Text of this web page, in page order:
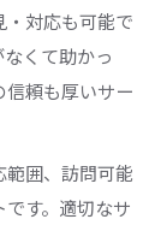
対応も可能で
くて助かっ
頼も厚いサー
囲、訪問可能
す。適切なサ